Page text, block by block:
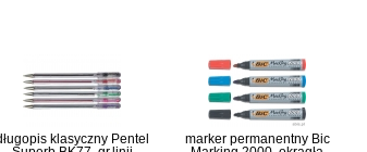
klasyczny Pentel
marker permanentny Bic